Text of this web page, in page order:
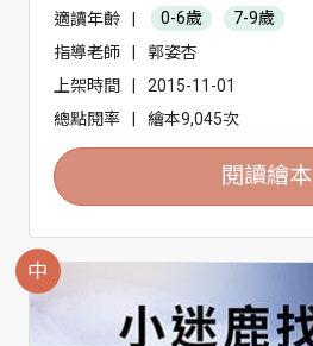
適讀年齡 | 0-6歲
7-9歲
指導老師
|
郭姿杏
上架時間
|
2015-11-01
總點閱率
| 繪本9,045次
閱讀繪本
中